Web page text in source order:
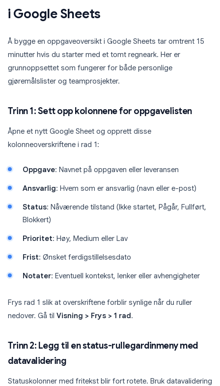
i Google Sheets
Å bygge en oppgaveoversikt i Google Sheets tar omtrent 15
minutter hvis du starter med et tomt regneark. Her er
grunnoppsettet som fungerer for både personlige
gjøremålslister og teamprosjekter.
Trinn 1: Sett opp kolonnene for oppgavelisten
Åpne et nytt Google Sheet og opprett disse
kolonneoverskriftene i rad 1:
Oppgave: Navnet på oppgaven eller leveransen
Ansvarlig: Hvem som er ansvarlig (navn eller e-post)
Status: Nåværende tilstand (Ikke startet, Pågår, Fullført,
Blokkert)
Prioritet: Høy, Medium eller Lav
Frist: Ønsket ferdigstillelsesdato
Notater: Eventuell kontekst, lenker eller avhengigheter
Frys rad 1 slik at overskriftene forblir synlige når du ruller
nedover. Gå til Visning > Frys > 1 rad.
Trinn 2: Legg til en status-rullegardinmeny med
datavalidering
Statuskolonner med fritekst blir fort rotete. Bruk datavalidering